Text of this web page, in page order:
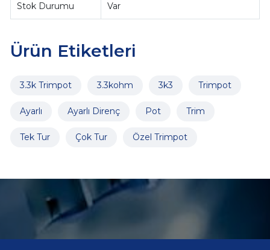
Stok Durumu Var
Ürün Etiketleri
3.3k Trimpot 3.3kohm 3k3 Trimpot
Ayarlı Ayarlı Direnç Pot Trim
Tek Tur Çok Tur Özel Trimpot